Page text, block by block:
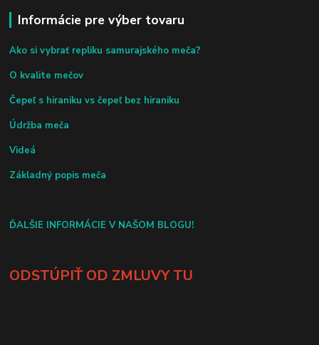
Informácie pre výber tovaru
Ako si vybrať repliku samurajského meča?
O kvalite mečov
Čepeľ s hiraniku vs čepeľ bez hiraniku
Údržba meča
Videá
Základný popis meča
ĎALŠIE INFORMÁCIE V NAŠOM BLOGU!
ODSTÚPIŤ OD ZMLUVY TU